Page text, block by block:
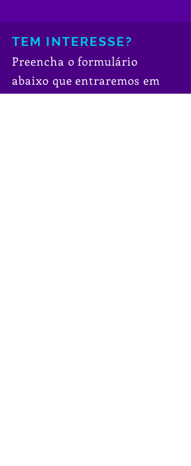
TEM INTERESSE?
Preencha o formulário
abaixo que entraremos em